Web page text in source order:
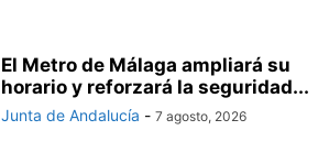
El Metro de Málaga ampliará su
horario y reforzará la seguridad...
Junta de Andalucía - 7 agosto, 2026